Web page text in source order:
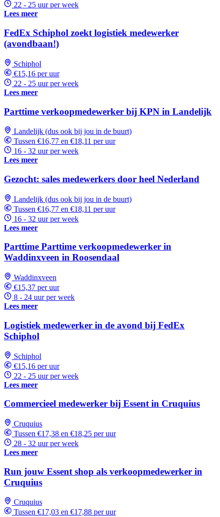
22 - 25 uur per week
Lees meer
FedEx Schiphol zoekt logistiek medewerker
(avondbaan!)
Schiphol
€15,16 per uur
22 - 25 uur per week
Lees meer
Parttime verkoopmedewerker bij KPN in Landelijk
Landelijk (dus ook bij jou in de buurt)
Tussen €16,77 en €18,11 per uur
16 - 32 uur per week
Lees meer
Gezocht: sales medewerkers door heel Nederland
Landelijk (dus ook bij jou in de buurt)
Tussen €16,77 en €18,11 per uur
16 - 32 uur per week
Lees meer
Parttime Parttime verkoopmedewerker in
Waddinxveen in Roosendaal
Waddinxveen
€15,37 per uur
8 - 24 uur per week
Lees meer
Logistiek medewerker in de avond bij FedEx
Schiphol
Schiphol
€15,16 per uur
22 - 25 uur per week
Lees meer
Commercieel medewerker bij Essent in Cruquius
Cruquius
Tussen €17,38 en €18,25 per uur
28 - 32 uur per week
Lees meer
Run jouw Essent shop als verkoopmedewerker in
Cruquius
Cruquius
Tussen €17,03 en €17,88 per uur